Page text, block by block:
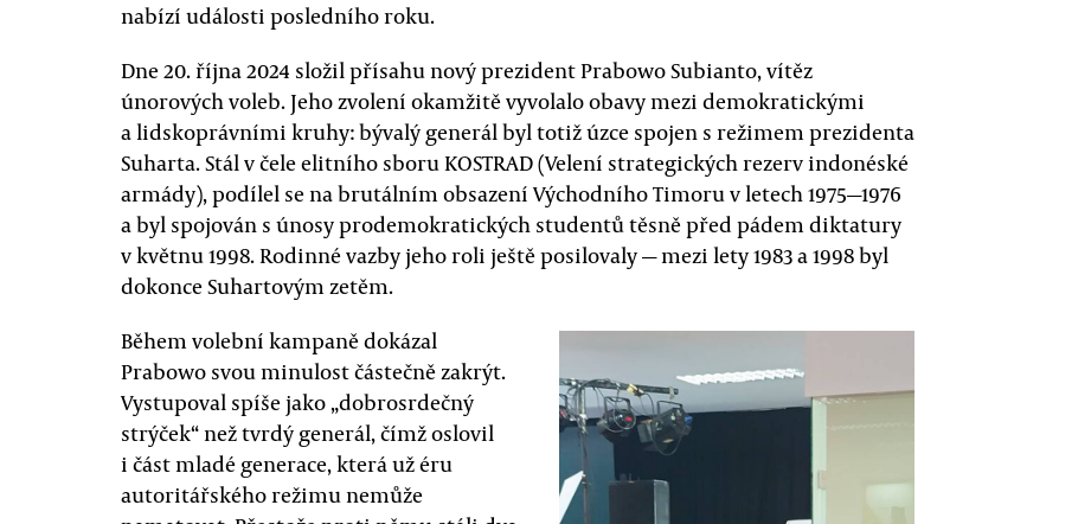
nabízí události posledního roku.
Dne 20. října 2024 složil přísahu nový prezident Prabowo Subianto, vítěz
únorových voleb. Jeho zvolení okamžitě vyvolalo obavy mezi demokratickými
a lidskoprávními kruhy: bývalý generál byl totiž úzce spojen s režimem prezidenta
Suharta. Stál v čele elitního sboru KOSTRAD (Velení strategických rezerv indonéské
armády), podílel se na brutálním obsazení Východního Timoru v letech 1975—1976
a byl spojován s únosy prodemokratických studentů těsně před pádem diktatury
v květnu 1998. Rodinné vazby jeho roli ještě posilovaly — mezi lety 1983 a 1998 byl
dokonce Suhartovým zetěm.
Během volební kampaně dokázal
Prabowo svou minulost částečně zakrýt.
Vystupoval spíše jako „dobrosrdečný
strýček“ než tvrdý generál, čímž oslovil
i část mladé generace, která už éru
autoritářského režimu nemůže